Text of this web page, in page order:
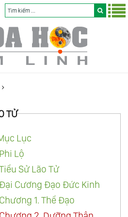
TỬ
Lục
Lộ
Sử Lão Tử
Cương Đạo Đức Kinh
1. Thể Đạo